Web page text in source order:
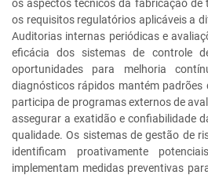
os aspectos técnicos da fabricação
os requisitos regulatórios aplicáveis a
Auditorias internas periódicas e
eficácia dos sistemas de controle
oportunidades para melhoria
diagnósticos rápidos mantém padrões
participa de programas externos de
assegurar a exatidão e confiabilidade
qualidade. Os sistemas de gestão de
identificam proativamente
implementam medidas preventivas